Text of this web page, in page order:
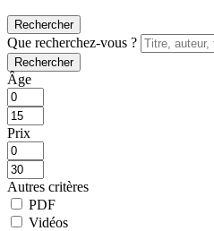
Rechercher
Que recherchez-vous ?
Rechercher
Âge
Prix
Autres critères
PDF
Vidéos